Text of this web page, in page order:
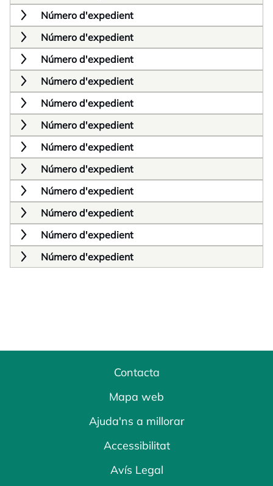
Número d'expedient
Número d'expedient
Número d'expedient
Número d'expedient
Número d'expedient
Número d'expedient
Número d'expedient
Número d'expedient
Número d'expedient
Número d'expedient
Número d'expedient
Número d'expedient
Contacta
Mapa web
Ajuda'ns a millorar
Accessibilitat
Avís Legal